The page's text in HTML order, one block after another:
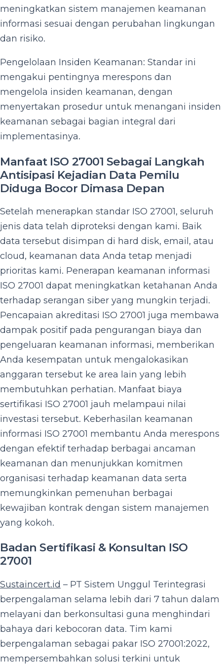
meningkatkan sistem manajemen keamanan
informasi sesuai dengan perubahan lingkungan
dan risiko.
Pengelolaan Insiden Keamanan: Standar ini
mengakui pentingnya merespons dan
mengelola insiden keamanan, dengan
menyertakan prosedur untuk menangani insiden
keamanan sebagai bagian integral dari
implementasinya.
Manfaat ISO 27001 Sebagai Langkah
Antisipasi Kejadian Data Pemilu
Diduga Bocor Dimasa Depan
Setelah menerapkan standar ISO 27001, seluruh
jenis data telah diproteksi dengan kami. Baik
data tersebut disimpan di hard disk, email, atau
cloud, keamanan data Anda tetap menjadi
prioritas kami. Penerapan keamanan informasi
ISO 27001 dapat meningkatkan ketahanan Anda
terhadap serangan siber yang mungkin terjadi.
Pencapaian akreditasi ISO 27001 juga membawa
dampak positif pada pengurangan biaya dan
pengeluaran keamanan informasi, memberikan
Anda kesempatan untuk mengalokasikan
anggaran tersebut ke area lain yang lebih
membutuhkan perhatian. Manfaat biaya
sertifikasi ISO 27001 jauh melampaui nilai
investasi tersebut. Keberhasilan keamanan
informasi ISO 27001 membantu Anda merespons
dengan efektif terhadap berbagai ancaman
keamanan dan menunjukkan komitmen
organisasi terhadap keamanan data serta
memungkinkan pemenuhan berbagai
kewajiban kontrak dengan sistem manajemen
yang kokoh.
Badan Sertifikasi & Konsultan ISO
27001
Sustaincert.id – PT Sistem Unggul Terintegrasi
berpengalaman selama lebih dari 7 tahun dalam
melayani dan berkonsultasi guna menghindari
bahaya dari kebocoran data. Tim kami
berpengalaman sebagai pakar ISO 27001:2022,
mempersembahkan solusi terkini untuk